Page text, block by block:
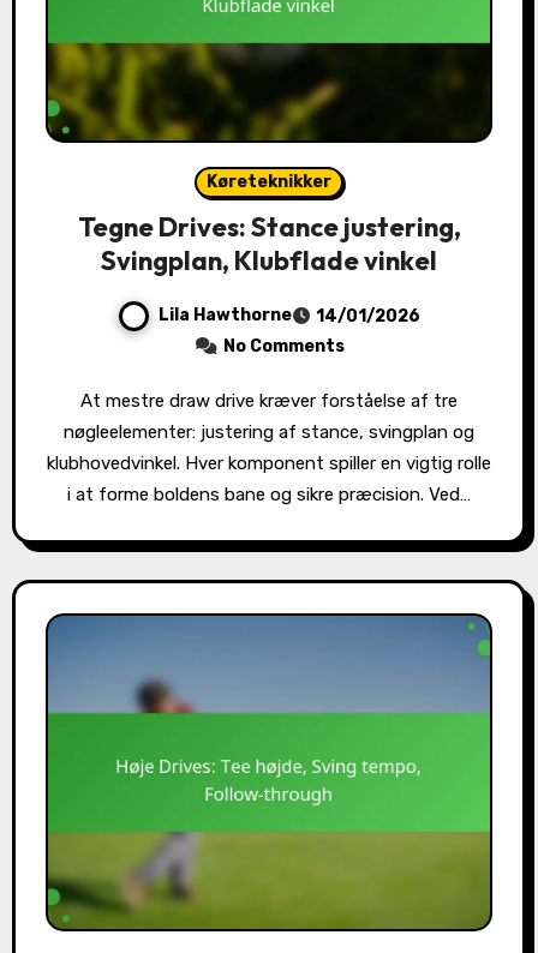
Køreteknikker
Tegne Drives: Stance justering,
Svingplan, Klubflade vinkel
Lila Hawthorne
14/01/2026
No Comments
At mestre draw drive kræver forståelse af tre
nøgleelementer: justering af stance, svingplan og
klubhovedvinkel. Hver komponent spiller en vigtig rolle
i at forme boldens bane og sikre præcision. Ved…